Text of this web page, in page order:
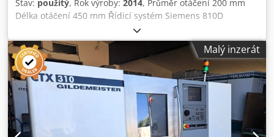
Stav: použitý, Rok výroby: 2014, Průměr otáčení 200 mm
Délka otáčení 450 mm Řídicí systém Siemens 810D
ShopTurn Průměr otvoru vřetene 51 mm Počet řízených os
3 Rozsah otáček 0–5 000 ot./min Výkon pohonu 16,5 / 11 kW
Rychlost posuvu 30 m/min Počet nástrojových držáků v
revolverové hlavě 12 VDI 30 z toho poháněných stanic 6
Otáčky poháněných nástrojů 4500 ot./min Výkon pohonu u
poháněného nástroje 8,4 kW Luneta Ano Hmotnost 3,2 t
Rozměry (d x š x v) 4,4 x 2,05 x 1,8 m CNC soustruh s
poháněnými nástroji Pouze 3950 provozních hodin vřetene!
Příslušenství: - Odstraňovač třísek - Tříčelisťové sklíčidlo
Malý inzerát